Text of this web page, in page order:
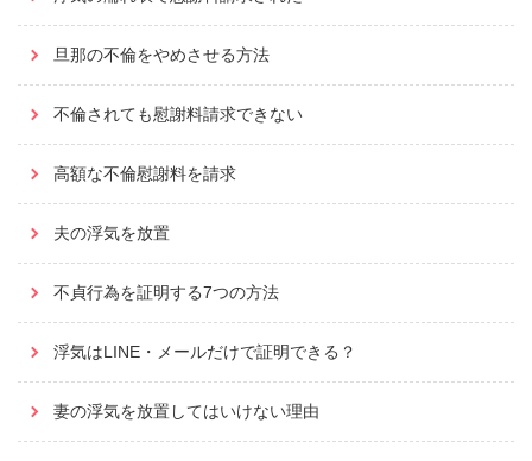
旦那の不倫をやめさせる方法
不倫されても慰謝料請求できない
高額な不倫慰謝料を請求
夫の浮気を放置
不貞行為を証明する7つの方法
浮気はLINE・メールだけで証明できる？
妻の浮気を放置してはいけない理由